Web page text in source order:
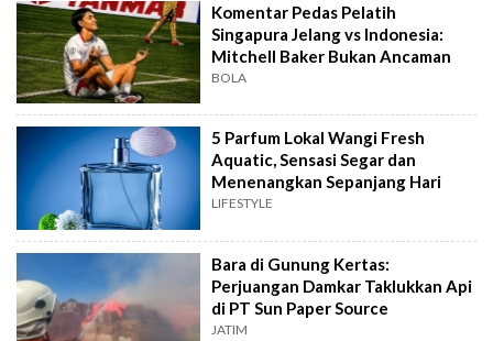
Komentar Pedas Pelatih
Singapura Jelang vs Indonesia:
Mitchell Baker Bukan Ancaman
BOLA
5 Parfum Lokal Wangi Fresh
Aquatic, Sensasi Segar dan
Menenangkan Sepanjang Hari
LIFESTYLE
Bara di Gunung Kertas:
Perjuangan Damkar Taklukkan Api
di PT Sun Paper Source
JATIM